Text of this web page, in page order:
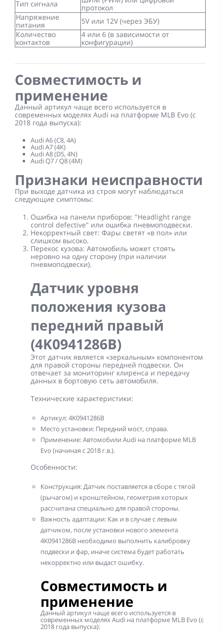
Тип сигнала
протокол
Напряжение
питания
5V или 12V (через ЭБУ)
Количество
контактов
4 или 6 (в зависимости от
конфигурации)
Совместимость и
применение
Данный артикул чаще всего используется в
современных моделях Audi на платформе MLB Evo (с
2018 года выпуска):
Audi A6 (C8, 4A)
Audi A7 (4K)
Audi A8 (D5, 4N)
Audi Q7 / Q8 (4M)
Признаки неисправности
При выходе датчика из строя могут наблюдаться
следующие симптомы:
Ошибка на панели приборов: "Headlight range
control defective" или ошибка пневмоподвески.
Некорректный свет: Фары светят «в пол» или
слишком высоко.
Перекос кузова: Автомобиль может стоять
неровно на одну сторону (при наличии
пневмоподвески).
Датчик уровня
положения кузова
передний правый
(4K0941286B)
Этот датчик является «зеркальным» компонентом
для правой стороны передней подвески. Он
отвечает за мониторинг клиренса и передачу
данных в бортовую сеть автомобиля.
Технические характеристики:
Артикул: 4K0941286B
Место установки: Передний мост, справа.
Применение: Автомобили Audi на платформе MLB
Evo (начиная с 2018 г.в.).
Особенности:
Конструкция: Датчик поставляется в сборе с тягой
(рычагом) и кронштейном, геометрия которых
рассчитана специально для правой стороны.
Важность адаптации: Как и в случае с левым
датчиком, после установки нового элемента
4K0941286B необходимо выполнить калибровку
подвески и фар, иначе система будет работать
некорректно или выдаст ошибку.
Совместимость и
применение
Данный артикул чаще всего используется в
современных моделях Audi на платформе MLB Evo (с
2018 года выпуска):